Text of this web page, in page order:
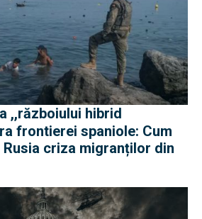
frontierei spaniole: Cum
criza migranților din